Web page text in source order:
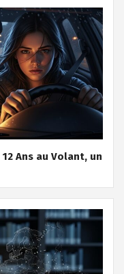
Ans au Volant, un